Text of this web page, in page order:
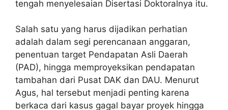
tengah menyelesaian Disertasi Doktoralnya itu.
Salah satu yang harus dijadikan perhatian
adalah dalam segi perencanaan anggaran,
penentuan target Pendapatan Asli Daerah
(PAD), hingga memproyeksikan pendapatan
tambahan dari Pusat DAK dan DAU. Menurut
Agus, hal tersebut menjadi penting karena
berkaca dari kasus gagal bayar proyek hingga